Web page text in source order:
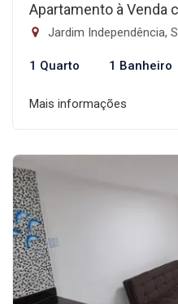
Apartamento à Venda
Jardim Independência,
1 Quarto 1 Banheiro
Mais informações